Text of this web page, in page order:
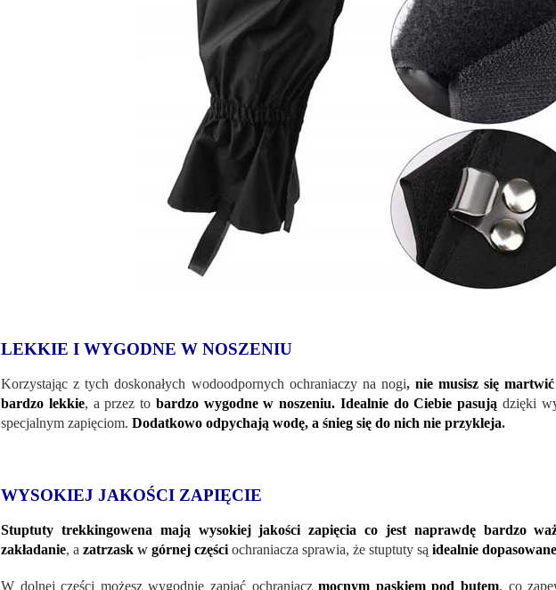
LEKKIE I WYGODNE W NOSZENIU
Korzystając z tych doskonałych wodoodpornych ochraniaczy na nogi,nie musisz się
bardzo lekkie, a przez to bardzo wygodne w noszeniu. Idealnie do Ciebie pasują dzięki
specjalnym zapięciom. Dodatkowo odpychają wodę, a śnieg się do nich nie przykleja.
WYSOKIEJ JAKOŚCI ZAPIĘCIE
Stuptuty trekkingowena mają wysokiej jakości zapięcia co jest naprawdę bardzo
zakładanie, a zatrzask w górnej części ochraniacza sprawia, że stuptuty są idealnie
W dolnej części możesz wygodnie zapiąć ochraniaczmocnym paskiem pod butem, co